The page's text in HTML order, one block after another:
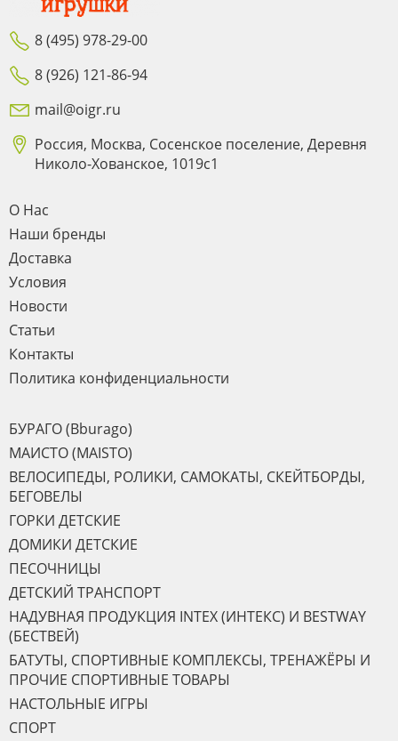
8 (495) 978-29-00
8 (926) 121-86-94
mail@oigr.ru
Россия, Москва, Сосенское поселение, Деревня
Николо-Хованское, 1019с1
О Нас
Наши бренды
Доставка
Условия
Новости
Статьи
Контакты
Политика конфиденциальности
БУРАГО (Bburago)
МАИСТО (MAISTO)
ВЕЛОСИПЕДЫ, РОЛИКИ, САМОКАТЫ, СКЕЙТБОРДЫ,
БЕГОВЕЛЫ
ГОРКИ ДЕТСКИЕ
ДОМИКИ ДЕТСКИЕ
ПЕСОЧНИЦЫ
ДЕТСКИЙ ТРАНСПОРТ
НАДУВНАЯ ПРОДУКЦИЯ INTEX (ИНТЕКС) И BESTWAY
(БЕСТВЕЙ)
БАТУТЫ, СПОРТИВНЫЕ КОМПЛЕКСЫ, ТРЕНАЖЁРЫ И
ПРОЧИЕ СПОРТИВНЫЕ ТОВАРЫ
НАСТОЛЬНЫЕ ИГРЫ
СПОРТ